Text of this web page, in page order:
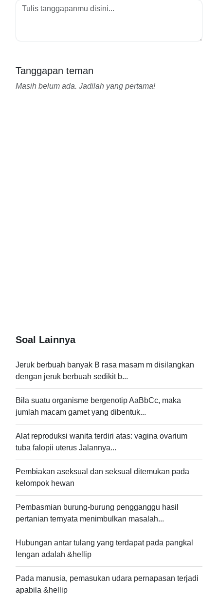
Tanggapan teman
Masih belum ada. Jadilah yang pertama!
Soal Lainnya
Jeruk berbuah banyak B rasa masam m disilangkan
dengan jeruk berbuah sedikit b...
Bila suatu organisme bergenotip AaBbCc, maka
jumlah macam gamet yang dibentuk...
Alat reproduksi wanita terdiri atas: vagina ovarium
tuba falopii uterus Jalannya...
Pembiakan aseksual dan seksual ditemukan pada
kelompok hewan
Pembasmian burung-burung pengganggu hasil
pertanian ternyata menimbulkan masalah...
Hubungan antar tulang yang terdapat pada pangkal
lengan adalah &hellip
Pada manusia, pemasukan udara pernapasan terjadi
apabila &hellip